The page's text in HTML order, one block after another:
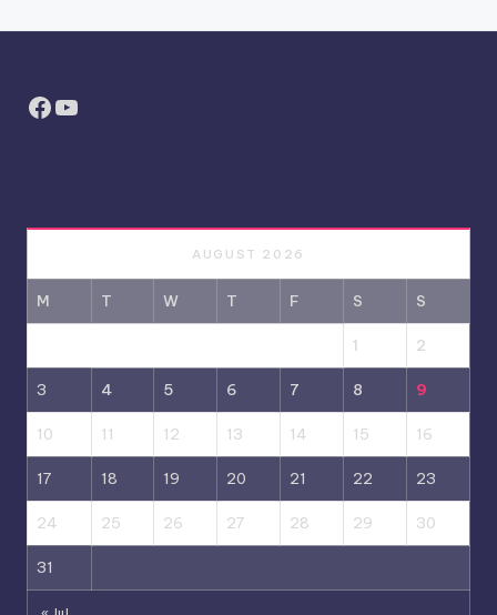
Facebook
YouTube
AUGUST 2026
M T W T F S S
1 2
3 4 5 6 7 8 9
10 11 12 13 14 15 16
17 18 19 20 21 22 23
24 25 26 27 28 29 30
31